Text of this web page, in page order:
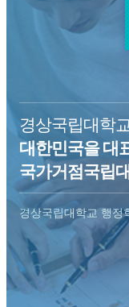
경상국립대학교
대한민국을 대
국가거점국립
경상국립대학교 행정